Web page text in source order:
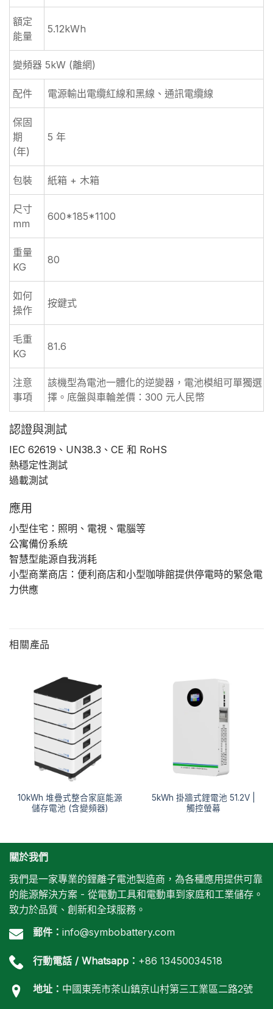
額定
能量
5.12kWh
變頻器 5kW (離網)
配件 電源輸出電纜紅線和黑線、通訊電纜線
保固
期
(年)
5 年
包裝 紙箱 + 木箱
尺寸
mm
600*185*1100
重量
KG
80
如何
操作
按鍵式
毛重
KG
81.6
注意
事項
該機型為電池一體化的逆變器，電池模組可單獨選
擇。底盤與車輪差價：300 元人民幣
認證與測試
IEC 62619、UN38.3、CE 和 RoHS
熱穩定性測試
過載測試
應用
小型住宅：照明、電視、電腦等
公寓備份系統
智慧型能源自我消耗
小型商業商店：便利商店和小型咖啡館提供停電時的緊急電
力供應
相關產品
10kWh 堆疊式整合家庭能源
儲存電池 (含變頻器)
5kWh 掛牆式鋰電池 51.2V |
觸控螢幕
關於我們
我們是一家專業的鋰離子電池製造商，為各種應用提供可靠
的能源解決方案 - 從電動工具和電動車到家庭和工業儲存。
致力於品質、創新和全球服務。
郵件： info@symbobattery.com
行動電話 / Whatsapp： +86 13450034518
地址： 中國東莞市茶山鎮京山村第三工業區二路2號